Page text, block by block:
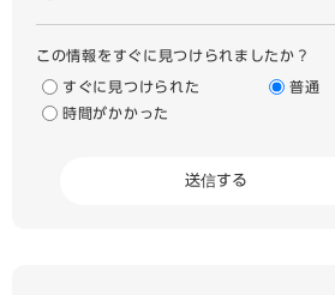
この情報をすぐに見つけられましたか？
すぐに見つけられた
普通
時間がかかった